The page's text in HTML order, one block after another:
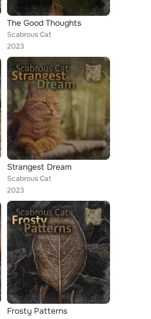
The Good Thoughts
Scabrous Cat
2023
Strangest Dream
Scabrous Cat
2023
Frosty Patterns